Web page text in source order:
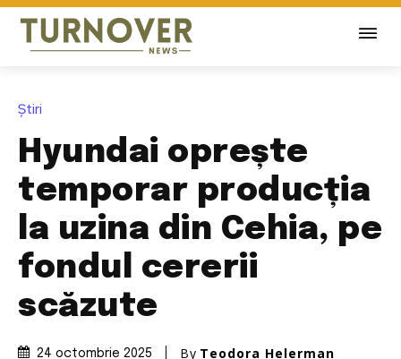
Știri
Hyundai oprește
temporar producția
la uzina din Cehia, pe
fondul cererii
scăzute
24 octombrie 2025 By Teodora Helerman